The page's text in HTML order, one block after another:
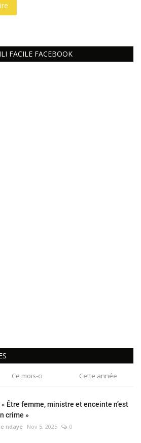
FACILE FACEBOOK
Ce mois-ci Cette année
« Être femme, ministre et enceinte n’est
crime »
ndaye Nov 5, 2025 0